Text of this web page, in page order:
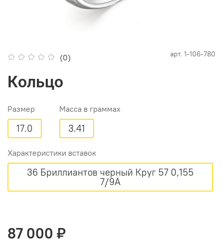
(0) арт. 1-106-780
Кольцо
Размер
17.0
Масса в граммах
3.41
Характеристики вставок
36 Бриллиантов черный Круг 57 0,155
7/9А
87 000 ₽